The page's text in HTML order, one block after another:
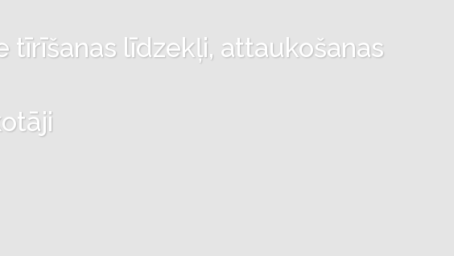
tīrīšanas līdzekļi, attaukošanas